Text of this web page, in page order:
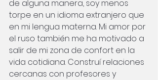
de alguna manera, soy menos
torpe en un idioma extranjero que
en mi lengua materna. Mi amor por
el ruso también me ha motivado a
salir de mi zona de confort en la
vida cotidiana. Construí relaciones
cercanas con profesores y